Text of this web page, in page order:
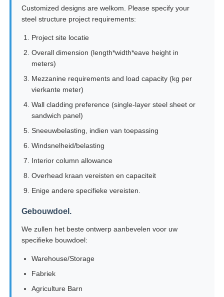
Customized designs are welkom. Please specify your
steel structure project requirements:
Project site locatie
Overall dimension (length*width*eave height in
meters)
Mezzanine requirements and load capacity (kg per
vierkante meter)
Wall cladding preference (single-layer steel sheet or
sandwich panel)
Sneeuwbelasting, indien van toepassing
Windsnelheid/belasting
Interior column allowance
Overhead kraan vereisten en capaciteit
Enige andere specifieke vereisten.
Gebouwdoel.
We zullen het beste ontwerp aanbevelen voor uw
specifieke bouwdoel:
Warehouse/Storage
Fabriek
Agriculture Barn